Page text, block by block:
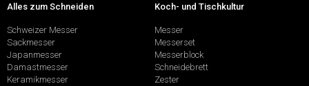
Alles zum Schneiden
Schweizer Messer
Sackmesser
Japanmesser
Damastmesser
Keramikmesser
Koch- und Tischkultur
Messer
Messerset
Messerblock
Schneidebrett
Zester